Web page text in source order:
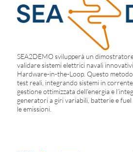
SEA2DEMO svilupperà un
validare sistemi elettrici navali
Hardware-in-the-Loop. Questo
test reali, integrando sistemi in
gestione ottimizzata dell’energia e
generatori a giri variabili, batterie e
le emissioni.